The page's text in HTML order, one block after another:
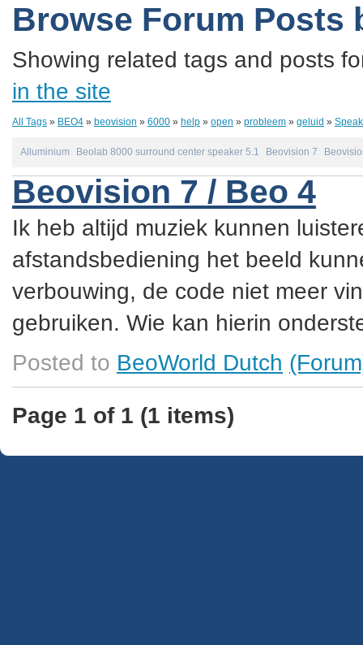
Browse Forum Posts
Showing related tags and posts
in the site
All Tags » BEO4 » beovision » 6000 » help » open » probleem » geluid »
Alluminium Beolab 8000 surround center speaker 5.1 Beovision 7
Beovision 7 / Beo 4
Ik heb altijd muziek kunnen
afstandsbediening het beeld
verbouwing, de code niet meer
gebruiken. Wie kan hierin
Posted to BeoWorld Dutch
Page 1 of 1 (1 items)